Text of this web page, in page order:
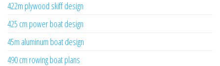
422m plywood skiff design
425 cm power boat design
45m aluminum boat design
490 cm rowing boat plans